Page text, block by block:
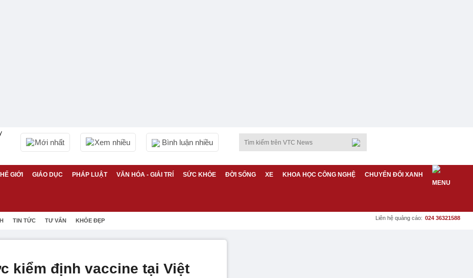
Mới nhất Xem nhiều Bình luận nhiều
GIỚI GIÁO DỤC PHÁP LUẬT VĂN HÓA - GIẢI TRÍ SỨC KHỎE ĐỜI SỐNG XE KHOA HỌC CÔNG NGHỆ CHUYỂN ĐỔI XANH
TIN TỨC TƯ VẤN KHỎE ĐẸP Liên hệ quảng cáo: 024 36321588
kiểm định vaccine tại Việt